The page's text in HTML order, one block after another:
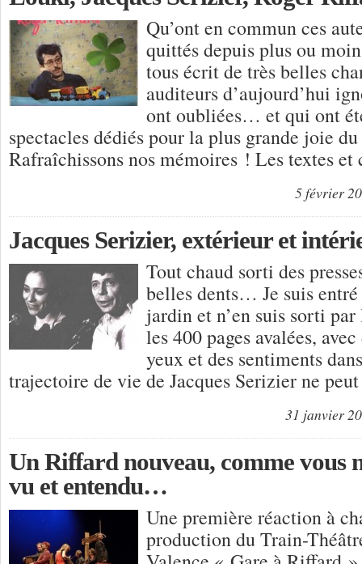
Qu’ont en commun ces
quittés depuis plus ou
tous écrit de très belles
auditeurs d’aujourd’hui
ont oubliées… et qui ont
spectacles dédiés pour la plus grande joie
Rafraîchissons nos mémoires ! Les textes
5 février
Jacques Serizier, extérieur et
Tout chaud sorti des
belles dents… Je suis
jardin et n’en suis sorti
les 400 pages avalées,
yeux et des sentiments
trajectoire de vie de Jacques Serizier ne
31 janvier
Un Riffard nouveau, comme vous
vu et entendu…
Une première réaction à
production du Train-